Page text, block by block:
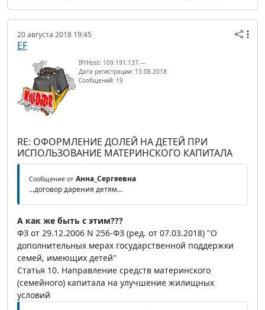
20 августа 2018 19:45
EF
IP/Host: 109.191.137.---
Дата регистрации: 13.08.2018
Сообщений: 19
RE: ОФОРМЛЕНИЕ ДОЛЕЙ НА ДЕТЕЙ ПРИ
ИСПОЛЬЗОВАНИЕ МАТЕРИНСКОГО КАПИТАЛА
Сообщение от Анна_Сергеевна
...договор дарения детям...
А как же быть с этим???
ФЗ от 29.12.2006 N 256-ФЗ (ред. от 07.03.2018) "О
дополнительных мерах государственной поддержки
семей, имеющих детей"
Статья 10. Направление средств материнского
(семейного) капитала на улучшение жилищных
условий